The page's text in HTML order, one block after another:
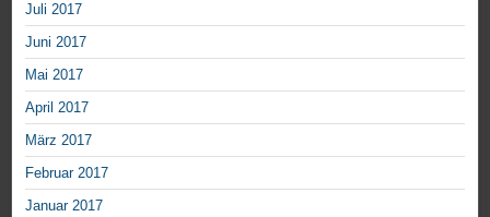
Juli 2017
Juni 2017
Mai 2017
April 2017
März 2017
Februar 2017
Januar 2017